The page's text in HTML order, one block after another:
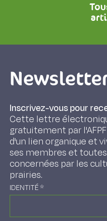
Inscrivez-vous pour
Cette lettre
gratuitement par
d'un lien organique et
ses membres et
concernées par les
prairies.
IDENTITÉ*